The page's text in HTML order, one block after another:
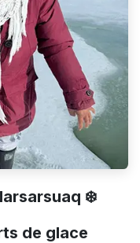
❄️
de glace